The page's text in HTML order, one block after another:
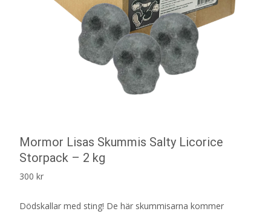
Mormor Lisas Skummis Salty Licorice
Storpack – 2 kg
300 kr
Dödskallar med sting! De här skummisarna kommer